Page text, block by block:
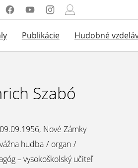
Publikácie Hudobné
Szabó
09.09.1956, Nové Zámky
vážna hudba / organ /
– vysokoškolský učiteľ